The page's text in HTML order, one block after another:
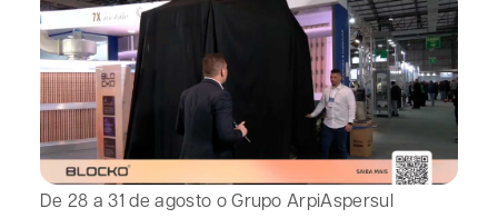
De 28 a 31 de agosto o Grupo ArpiAspersul